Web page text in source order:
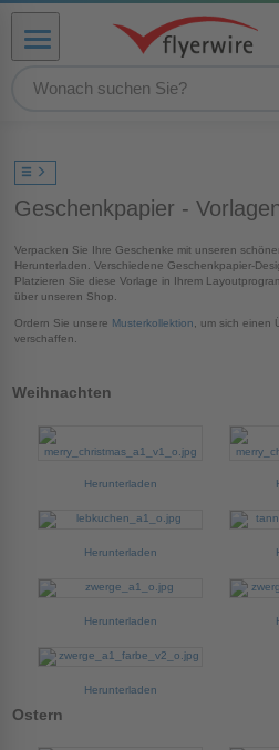
Zum Inhalt springen
Menü
Hilfe und Service
Geschenkpapier -
Verpacken Sie Ihre Geschenke mit unseren
Herunterladen. Verschiedene Geschenkpapier-
Platzieren Sie diese Vorlage in Ihrem
über unseren Shop.
Ordern Sie unsere Musterkollektion , um sich einen
verschaffen.
Weihnachten
Herunterladen
Herunterladen
Herunterladen
Herunterladen
Ostern